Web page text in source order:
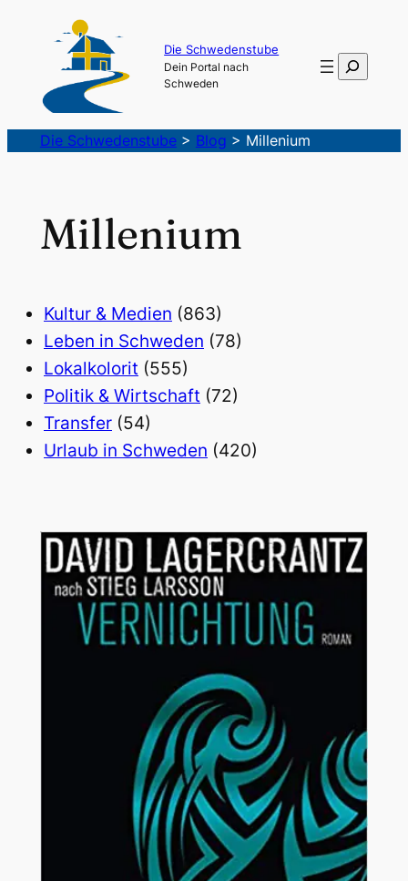
Die Schwedenstube
Dein Portal nach
Schweden
Suchen
Die Schwedenstube> Blog > Millenium
Millenium
Kultur & Medien (863)
Leben in Schweden (78)
Lokalkolorit (555)
Politik & Wirtschaft (72)
Transfer (54)
Urlaub in Schweden (420)